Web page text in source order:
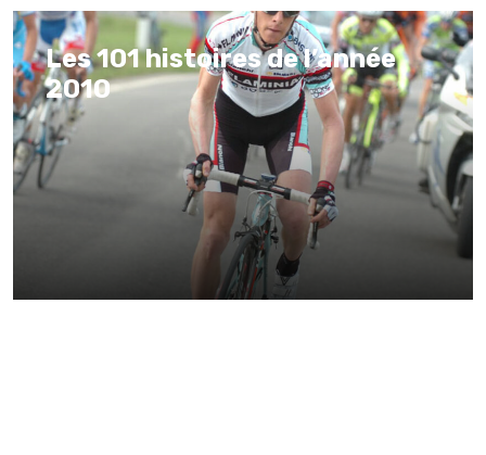
Les 101 histoires de l’année
2010